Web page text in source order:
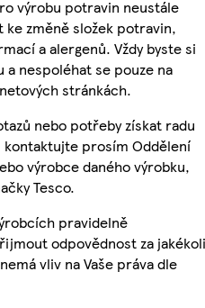
výrobu potravin neustále
ke změně složek potravin,
a alergenů. Vždy byste si
nespoléhat se pouze na
stránkách.
nebo potřeby získat radu
kontaktujte prosím Oddělení
výrobce daného výrobku,
Tesco.
pravidelně
odpovědnost za
vliv na Vaše práva dle